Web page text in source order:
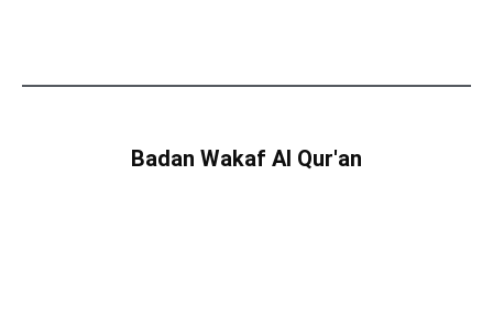
Badan Wakaf Al Qur'an